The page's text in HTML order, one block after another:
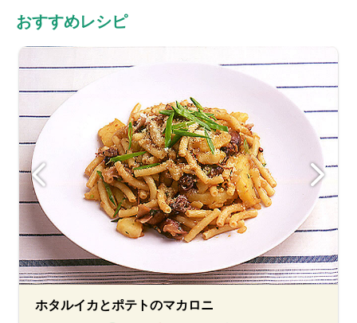
おすすめレシピ
ホタルイカとポテトのマカロニ